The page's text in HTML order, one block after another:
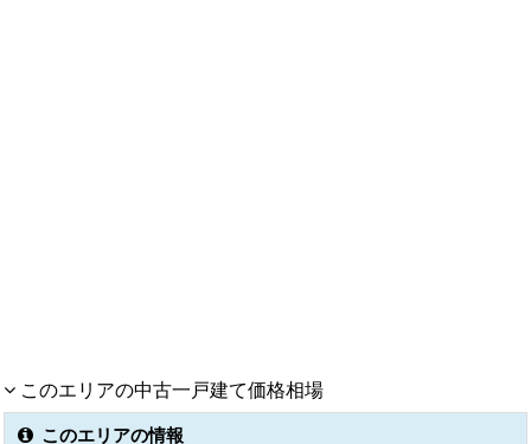
このエリアの中古一戸建て価格相場
このエリアの情報